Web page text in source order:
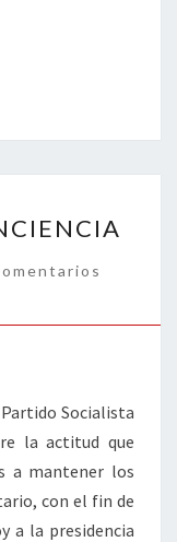
Socialista
la actitud que
a mantener los
con el fin de
a la presidencia